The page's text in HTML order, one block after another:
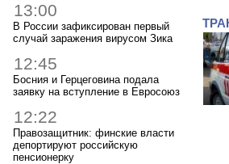
13:00
В России зафиксирован первый
случай заражения вирусом Зика
12:45
Босния и Герцеговина подала
заявку на вступление в Евросоюз
12:22
Правозащитник: финские власти
депортируют российскую
пенсионерку